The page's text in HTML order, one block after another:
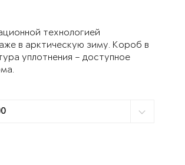
технологией
в арктическую зиму. Короб в
уплотнения – доступное